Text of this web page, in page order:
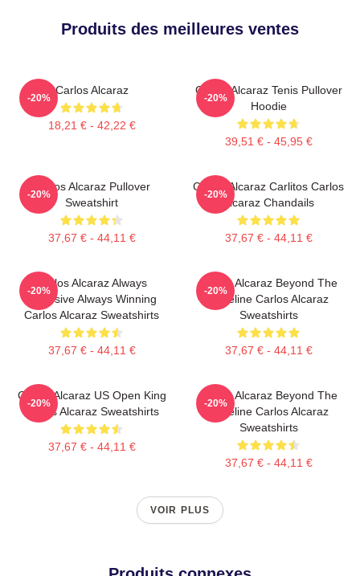
Produits des meilleures ventes
Carlos Alcaraz
18,21 € - 42,22 €
-20%
Carlos Alcaraz Tenis Pullover
Hoodie
39,51 € - 45,95 €
-20%
Carlos Alcaraz Pullover
Sweatshirt
37,67 € - 44,11 €
-20%
Carlos Alcaraz Carlitos Carlos
Alcaraz Chandails
37,67 € - 44,11 €
-20%
Carlos Alcaraz Always
Explosive Always Winning
Carlos Alcaraz Sweatshirts
37,67 € - 44,11 €
-20%
Carlos Alcaraz Beyond The
Baseline Carlos Alcaraz
Sweatshirts
37,67 € - 44,11 €
-20%
Carlos Alcaraz US Open King
Carlos Alcaraz Sweatshirts
37,67 € - 44,11 €
-20%
Carlos Alcaraz Beyond The
Baseline Carlos Alcaraz
Sweatshirts
37,67 € - 44,11 €
-20%
VOIR PLUS